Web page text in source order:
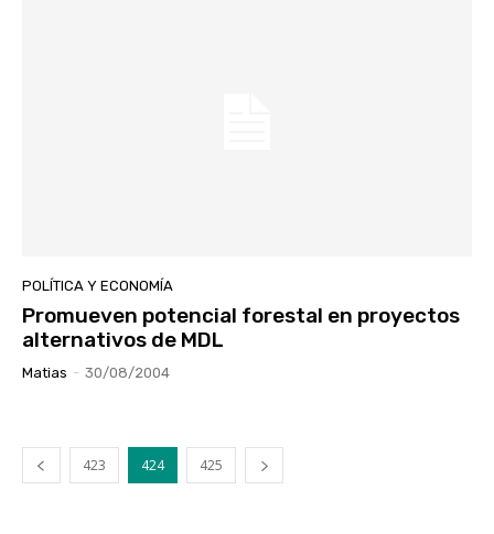
POLÍTICA Y ECONOMÍA
Promueven potencial forestal en proyectos
alternativos de MDL
Matias - 30/08/2004
423 424 425